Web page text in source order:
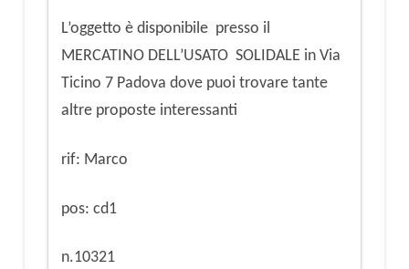
L’oggetto è disponibile presso il
MERCATINO DELL’USATO SOLIDALE in Via
Ticino 7 Padova dove puoi trovare tante
altre proposte interessanti
rif: Marco
pos: cd1
n.10321